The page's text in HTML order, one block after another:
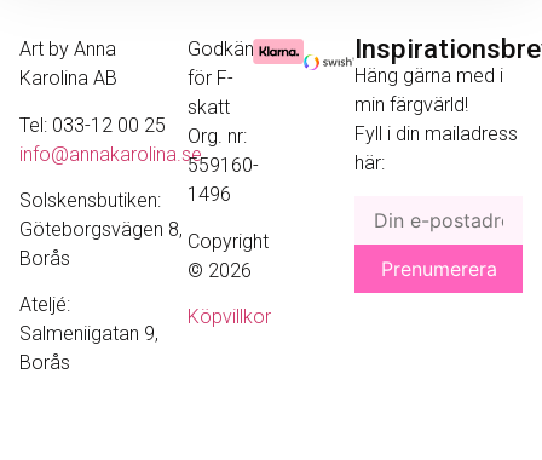
Art by Anna
Karolina AB
Tel: 033-12 00 25
info@annakarolina.se
Solskensbutiken:
Göteborgsvägen 8,
Borås
Ateljé:
Salmeniigatan 9,
Borås
Godkänd
för F-
skatt
Org. nr:
559160-
1496
Copyright
© 2026
Köpvillkor
Häng gärna med i
min färgvärld!
Fyll i din mailadress
här: